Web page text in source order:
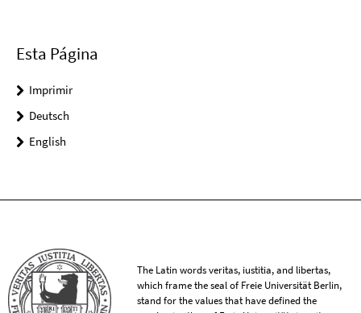
Esta Página
Imprimir
Deutsch
English
The Latin words veritas, iustitia, and libertas,
which frame the seal of Freie Universität Berlin,
stand for the values that have defined the